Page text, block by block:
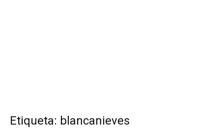
Etiqueta: blancanieves